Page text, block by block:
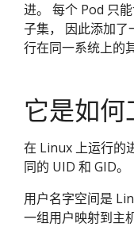
进。 每个 Pod 只
子集， 因此添加了
行在同一系统上的
它是如何
在 Linux 上运行的
同的 UID 和 GID。
用户名字空间是
一组用户映射到主